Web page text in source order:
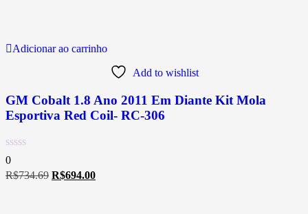
Adicionar ao carrinho
Add to wishlist
GM Cobalt 1.8 Ano 2011 Em Diante Kit Mola
Esportiva Red Coil- RC-306
0
R$734.69 R$694.00